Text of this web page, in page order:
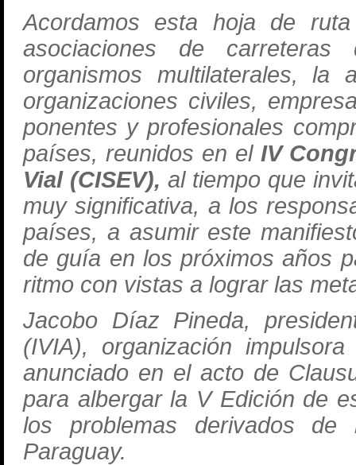
Acordamos esta hoja de ruta
asociaciones de
organismos multilaterales, la
organizaciones civiles,
ponentes y profesionales
países, reunidos en el IV
Vial (CISEV), al tiempo que
muy significativa, a los
países, a asumir este
de guía en los próximos años
ritmo con vistas a lograr las
Jacobo Díaz Pineda,
(IVIA), organización
anunciado en el acto de
para albergar la V Edición de
los problemas derivados
Paraguay.